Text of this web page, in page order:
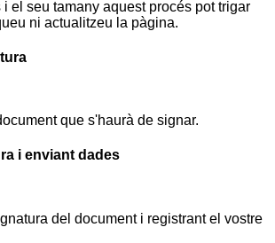
el seu tamany aquest procés pot trigar
ni actualitzeu la pàgina.
que s'haurà de signar.
i enviant dades
del document i registrant el vostre